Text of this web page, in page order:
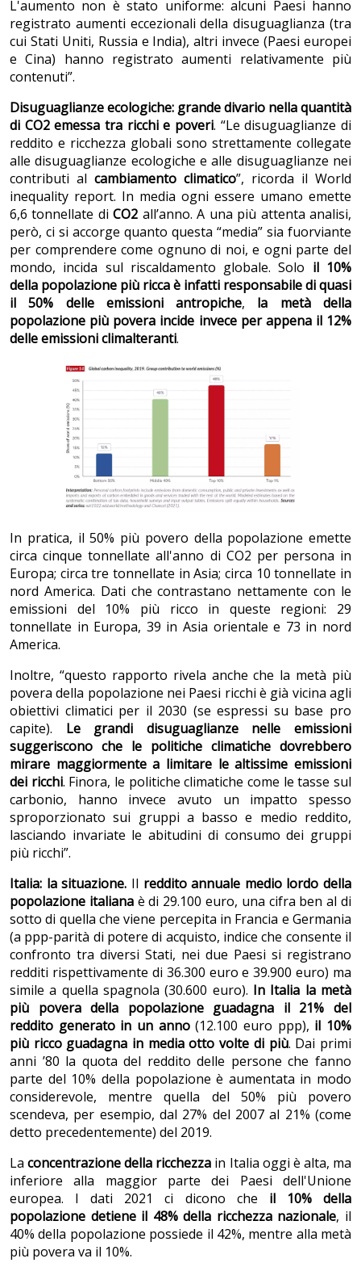
L'aumento non è stato uniforme: alcuni Paesi hanno
registrato aumenti eccezionali della disuguaglianza (tra
cui Stati Uniti, Russia e India), altri invece (Paesi europei
e Cina) hanno registrato aumenti relativamente più
contenuti”.
Disuguaglianze ecologiche: grande divario nella quantità
di CO2 emessa tra ricchi e poveri. “Le disuguaglianze di
reddito e ricchezza globali sono strettamente collegate
alle disuguaglianze ecologiche e alle disuguaglianze nei
contributi al cambiamento climatico”, ricorda il World
inequality report. In media ogni essere umano emette
6,6 tonnellate diCO2 all’anno. A una più attenta analisi,
però, ci si accorge quanto questa “media” sia fuorviante
per comprendere come ognuno di noi, e ogni parte del
mondo, incida sul riscaldamento globale. Solo il 10%
della popolazione più ricca è infatti responsabile di quasi
il 50% delle emissioni antropiche, la metà della
popolazione più povera incide invece per appena il 12%
delle emissioni climalteranti.
In pratica, il 50% più povero della popolazione emette
circa cinque tonnellate all'anno di CO2 per persona in
Europa; circa tre tonnellate in Asia; circa 10 tonnellate in
nord America. Dati che contrastano nettamente con le
emissioni del 10% più ricco in queste regioni: 29
tonnellate in Europa, 39 in Asia orientale e 73 in nord
America.
Inoltre, “questo rapporto rivela anche che la metà più
povera della popolazione nei Paesi ricchi è già vicina agli
obiettivi climatici per il 2030 (se espressi su base pro
capite). Le grandi disuguaglianze nelle emissioni
suggeriscono che le politiche climatiche dovrebbero
mirare maggiormente a limitare le altissime emissioni
dei ricchi. Finora, le politiche climatiche come le tasse sul
carbonio, hanno invece avuto un impatto spesso
sproporzionato sui gruppi a basso e medio reddito,
lasciando invariate le abitudini di consumo dei gruppi
più ricchi”.
Italia: la situazione. Il reddito annuale medio lordo della
popolazione italianaè di 29.100 euro, una cifra ben al di
sotto di quella che viene percepita in Francia e Germania
(a ppp-parità di potere di acquisto, indice che consente il
confronto tra diversi Stati, nei due Paesi si registrano
redditi rispettivamente di 36.300 euro e 39.900 euro) ma
simile a quella spagnola (30.600 euro). In Italia la metà
più povera della popolazione guadagna il 21% del
reddito generato in un anno(12.100 euro ppp), il 10%
più ricco guadagna in media otto volte di più. Dai primi
anni ’80 la quota del reddito delle persone che fanno
parte del 10% della popolazione è aumentata in modo
considerevole, mentre quella del 50% più povero
scendeva, per esempio, dal 27% del 2007 al 21% (come
detto precedentemente) del 2019.
Laconcentrazione della ricchezza in Italia oggi è alta, ma
inferiore alla maggior parte dei Paesi dell'Unione
europea. I dati 2021 ci dicono che il 10% della
popolazione detiene il 48% della ricchezza nazionale, il
40% della popolazione possiede il 42%, mentre alla metà
più povera va il 10%.